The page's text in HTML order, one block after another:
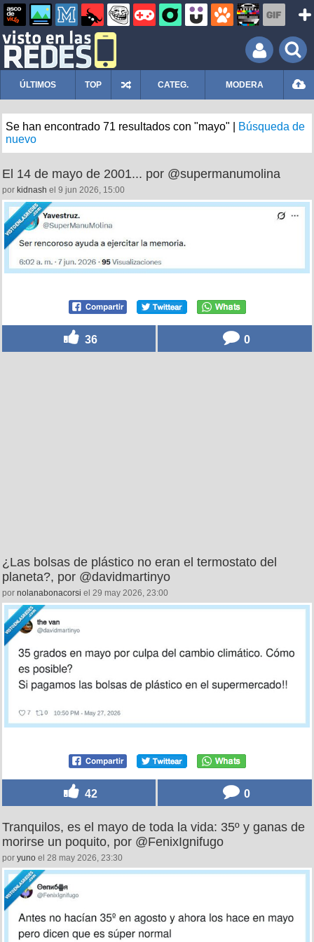
ÚLTIMOS TOP CATEG. MODERA
Se han encontrado 71 resultados con "mayo" |
Búsqueda de
nuevo
El 14 de mayo de 2001... por @supermanumolina
por kidnash el 9 jun 2026, 15:00
36 0
¿Las bolsas de plástico no eran el termostato del
planeta?, por @davidmartinyo
por nolanabonacorsi el 29 may 2026, 23:00
42 0
Tranquilos, es el mayo de toda la vida: 35º y ganas de
morirse un poquito, por @FenixIgnifugo
por yuno el 28 may 2026, 23:30